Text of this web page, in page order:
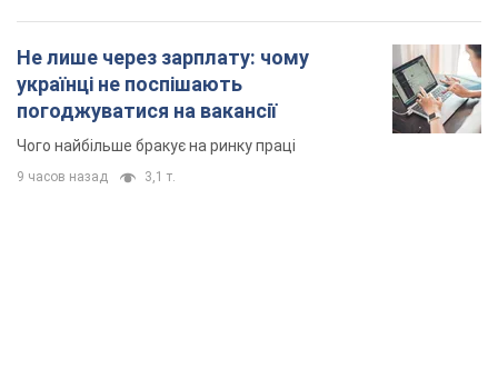
Не лише через зарплату: чому
українці не поспішають
погоджуватися на вакансії
Чого найбільше бракує на ринку праці
9 часов назад 3,1 т.